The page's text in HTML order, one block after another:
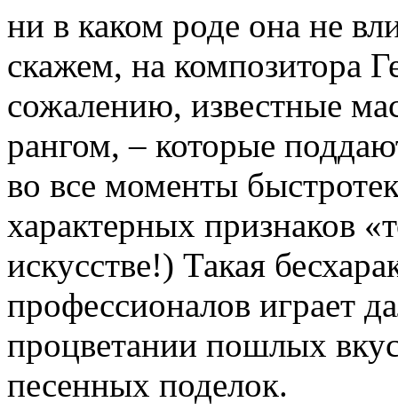
ни в каком роде она не
скажем, на композитора
сожалению, известные
рангом, – которые
во все моменты
характерных признаков
искусстве!) Такая
профессионалов играет
процветании пошлых
песенных поделок.